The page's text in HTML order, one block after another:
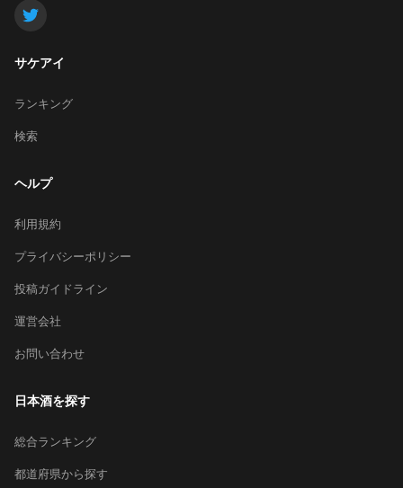
サケアイ
ランキング
検索
ヘルプ
利用規約
プライバシーポリシー
投稿ガイドライン
運営会社
お問い合わせ
日本酒を探す
総合ランキング
都道府県から探す